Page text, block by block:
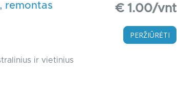
remontas
ir vietinius
€ 1.00/vnt
PERŽIŪRĖTI